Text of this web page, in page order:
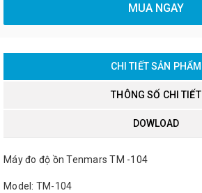
MUA NGAY
CHI TIẾT SẢN PHẨM
THÔNG SỐ CHI TIẾT
DOWLOAD
Máy đo độ ồn Tenmars TM -104
Model: TM-104